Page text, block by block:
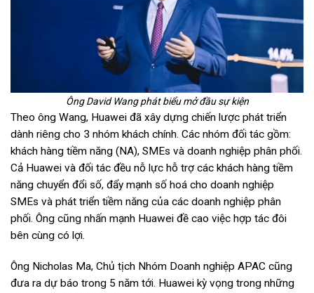
Ông David Wang phát biểu mở đầu sự kiện
Theo ông Wang, Huawei đã xây dựng chiến lược phát triển
dành riêng cho 3 nhóm khách chính. Các nhóm đối tác gồm:
khách hàng tiềm năng (NA), SMEs và doanh nghiệp phân phối.
Cả Huawei và đối tác đều nỗ lực hỗ trợ các khách hàng tiềm
năng chuyển đổi số, đẩy mạnh số hoá cho doanh nghiệp
SMEs và phát triển tiềm năng của các doanh nghiệp phân
phối. Ông cũng nhấn mạnh Huawei đề cao việc hợp tác đôi
bên cùng có lợi.
Ông Nicholas Ma, Chủ tịch Nhóm Doanh nghiệp APAC cũng
đưa ra dự báo trong 5 năm tới. Huawei kỳ vọng trong những